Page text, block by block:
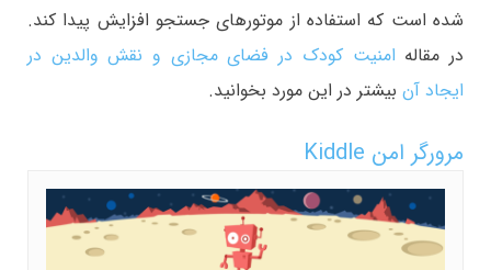
شده است که استفاده از موتورهای جستجو افزایش پیدا کند.
در مقاله امنیت کودک در فضای مجازی و نقش والدین در
ایجاد آن بیشتر در این مورد بخوانید.
مرورگر امن Kiddle